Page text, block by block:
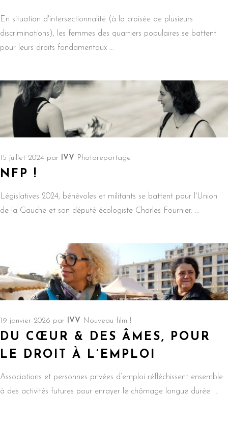
En situation d'intersectionnalité (à la croisée de plusieurs
discriminations), les femmes des quartiers populaires se battent
pour leurs droits fondamentaux
15 juillet 2024 par IVV Photoreportage
NFP !
Législatives 2024, bénévoles et militants se battent pour l'Union
de la Gauche et son député écologiste Charles Fournier.
19 janvier 2026 par IVV Nouveau film !
DU CŒUR & DES ÂMES, POUR
LE DROIT À L’EMPLOI
Associations et personnes privées d’emploi réfléchissent ensemble
à des activités futures pour enrayer le chômage longue durée.